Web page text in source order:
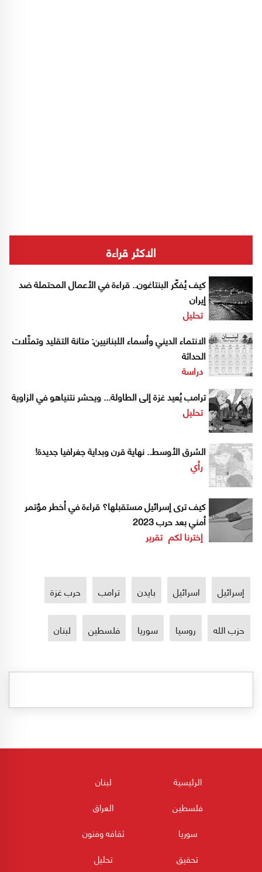
الاكثر قراءة
كيف يُفكّر البنتاغون.. قراءة في الأعمال المحتملة ضد
إيران
تحليل
الانتماء الديني وأسماء اللبنانيين: متانة التقليد وتمثّلات
الحداثة
دراسة
ترامب يُعيد غزة إلى الطاولة... ويحشر نتنياهو في الزاوية
تحليل
الشرق الأوسط.. نهاية قرن وبداية جغرافيا جديدة!
رأي
كيف ترى إسرائيل مستقبلها؟ قراءة في أخطر مؤتمر
أمني بعد حرب 2023
إخترنا لكم تقرير
إسرائيل اسرائيل بايدن ترامب حرب غزة
حزب الله روسيا سوريا فلسطين لبنان
الرئيسية
لبنان
فلسطين
العراق
سوريا
ثقافه وفنون
تحقيق
تحليل